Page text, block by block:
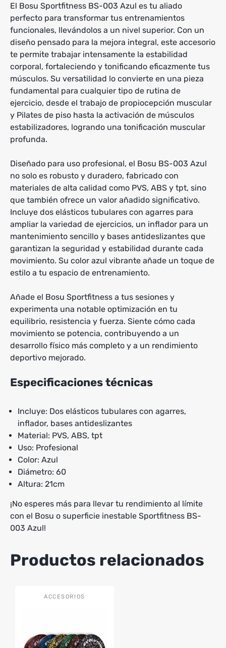
El Bosu Sportfitness BS-003 Azul es tu aliado
perfecto para transformar tus entrenamientos
funcionales, llevándolos a un nivel superior. Con un
diseño pensado para la mejora integral, este accesorio
te permite trabajar intensamente la estabilidad
corporal, fortaleciendo y tonificando eficazmente tus
músculos. Su versatilidad lo convierte en una pieza
fundamental para cualquier tipo de rutina de
ejercicio, desde el trabajo de propiocepción muscular
y Pilates de piso hasta la activación de músculos
estabilizadores, logrando una tonificación muscular
profunda.
Diseñado para uso profesional, el Bosu BS-003 Azul
no solo es robusto y duradero, fabricado con
materiales de alta calidad como PVS, ABS y tpt, sino
que también ofrece un valor añadido significativo.
Incluye dos elásticos tubulares con agarres para
ampliar la variedad de ejercicios, un inflador para un
mantenimiento sencillo y bases antideslizantes que
garantizan la seguridad y estabilidad durante cada
movimiento. Su color azul vibrante añade un toque de
estilo a tu espacio de entrenamiento.
Añade el Bosu Sportfitness a tus sesiones y
experimenta una notable optimización en tu
equilibrio, resistencia y fuerza. Siente cómo cada
movimiento se potencia, contribuyendo a un
desarrollo físico más completo y a un rendimiento
deportivo mejorado.
Especificaciones técnicas
Incluye: Dos elásticos tubulares con agarres,
inflador, bases antideslizantes
Material: PVS, ABS, tpt
Uso: Profesional
Color: Azul
Diámetro: 60
Altura: 21cm
¡No esperes más para llevar tu rendimiento al límite
con el Bosu o superficie inestable Sportfitness BS-
003 Azul!
Productos relacionados
ACCESORIOS
múltiples